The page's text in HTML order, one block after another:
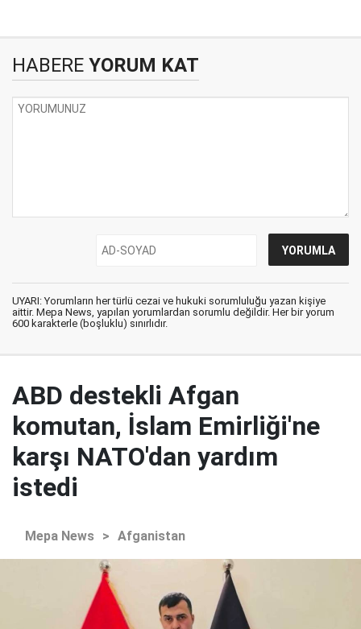
HABERE YORUM KAT
UYARI: Yorumların her türlü cezai ve hukuki sorumluluğu yazan kişiye
aittir. Mepa News, yapılan yorumlardan sorumlu değildir. Her bir yorum
600 karakterle (boşluklu) sınırlıdır.
ABD destekli Afgan
komutan, İslam Emirliği'ne
karşı NATO'dan yardım
istedi
Mepa News > Afganistan